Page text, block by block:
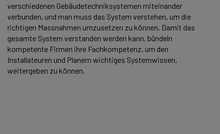
verschiedenen Gebäudetechniksystemen miteinander
verbunden, und man muss das System verstehen, um die
richtigen Massnahmen umzusetzen zu können. Damit das
gesamte System verstanden werden kann, bündeln
kompetente Firmen ihre Fachkompetenz, um den
Installateuren und Planern wichtiges Systemwissen,
weitergeben zu können.